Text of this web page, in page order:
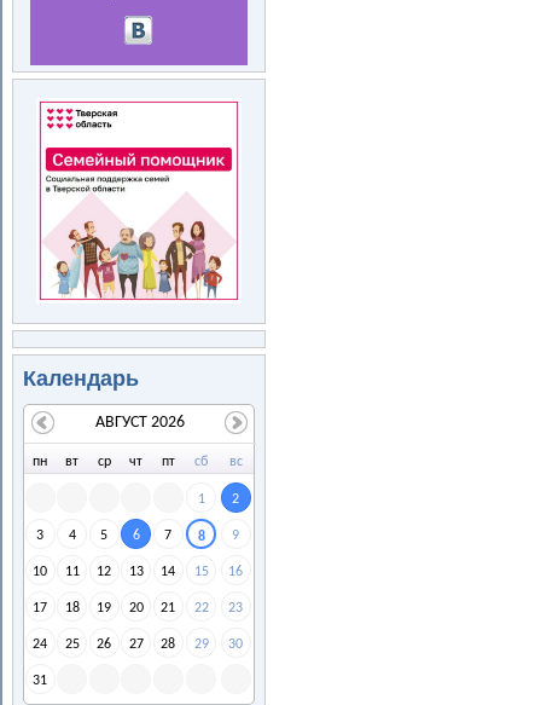
Календарь
пн вт ср чт пт сб вс
1 2
3 4 5 6 7 8 9
10 11 12 13 14 15 16
17 18 19 20 21 22 23
24 25 26 27 28 29 30
31
АВГУСТ 2026